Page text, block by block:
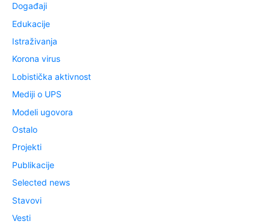
Događaji
Edukacije
Istraživanja
Korona virus
Lobistička aktivnost
Mediji o UPS
Modeli ugovora
Ostalo
Projekti
Publikacije
Selected news
Stavovi
Vesti